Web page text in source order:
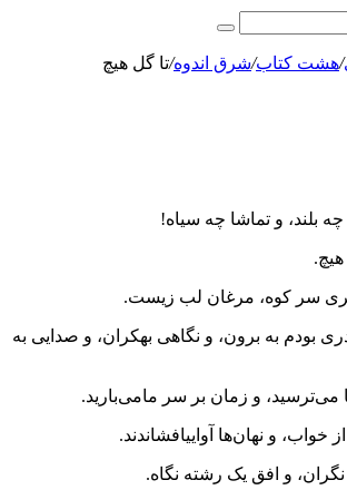
جستجو
برای
/هشت کتاب/شرق اندوه/تا گل هیچ
بلند، و تماشا چه سیاه!
هیچ.
سر کوه، مرغان لب زیست.
بودم به برون، و نگاهی بهکران، و صدایی به
می‌ترسید، و زمان بر سر مامی‌بارید.
خواب، و نهان‌ها آواییافشاندند.
و افق یک رشته نگاه.